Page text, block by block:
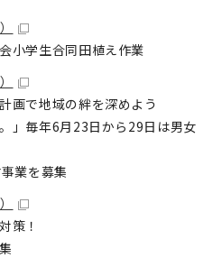
小学生合同田植え作業
で地域の絆を深めよう
」毎年6月23日から29日は男女
業を募集
策！